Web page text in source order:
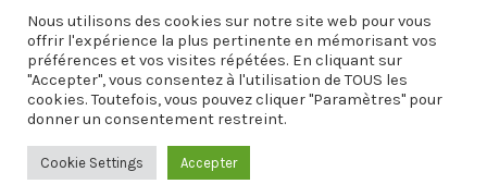
Copyright ©2025 Agence ColibriTous droits réservés Petite
maison minimaliste en bois.
Nous utilisons des cookies sur notre site web pour vous
offrir l'expérience la plus pertinente en mémorisant vos
préférences et vos visites répétées. En cliquant sur
"Accepter", vous consentez à l'utilisation de TOUS les
cookies. Toutefois, vous pouvez cliquer "Paramètres" pour
donner un consentement restreint.
Cookie Settings Accepter